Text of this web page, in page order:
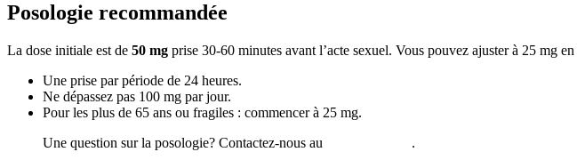
Posologie recommandée
La dose initiale est de 50 mg prise 30-60 minutes avant l’acte sexuel. Vous pouvez ajuster à 25 mg
Une prise par période de 24 heures.
Ne dépassez pas 100 mg par jour.
Pour les plus de 65 ans ou fragiles : commencer à 25 mg.
Une question sur la posologie? Contactez-nous au
.